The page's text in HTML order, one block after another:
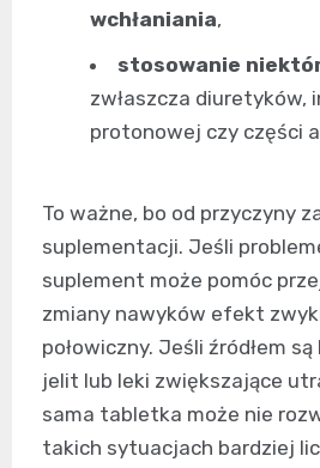
wchłaniania,
stosowanie
zwłaszcza diuretyków,
protonowej czy części
To ważne, bo od przyczyny
suplementacji. Jeśli
suplement może pomóc
zmiany nawyków efekt
połowiczny. Jeśli źródłem
jelit lub leki zwiększające
sama tabletka może nie
takich sytuacjach bardziej